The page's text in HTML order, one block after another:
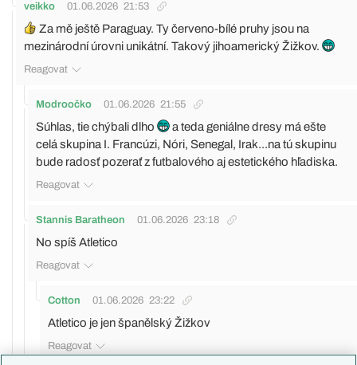
veikko 01.06.2026 21:53
Za mě ještě Paraguay. Ty červeno-bílé pruhy jsou na
mezinárodní úrovni unikátní. Takový jihoamerický Žižkov.
Reagovat
Modroočko 01.06.2026 21:55
Súhlas, tie chýbali dlho
a teda geniálne dresy má ešte
celá skupina I. Francúzi, Nóri, Senegal, Irak...na tú skupinu
bude radosť pozerať z futbalového aj estetického hľadiska.
Reagovat
Stannis Baratheon 01.06.2026 23:18
No spíš Atletico
Reagovat
Cotton 01.06.2026 23:22
Atletico je jen španělský Žižkov
Reagovat